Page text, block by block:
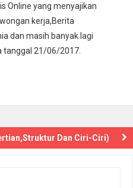
Online yang menyajikan
kerja,Berita
dan masih banyak lagi
tanggal 21/06/2017.
Dan Ciri-Ciri)